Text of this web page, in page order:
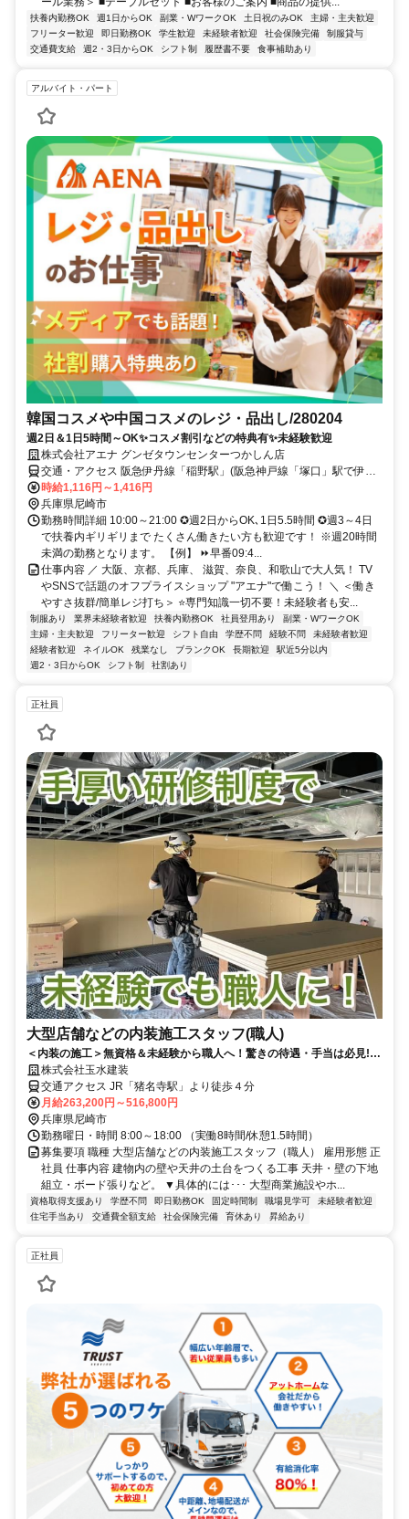
扶養内勤務OK 週1日からOK 副業・WワークOK 土日祝のみOK
主婦・主夫歓迎
フリーター歓迎
即日勤務OK 学生歓迎 未経験者歓迎 社会保険完備
制服貸与
交通費支給
週2・3日からOK シフト制 履歴書不要 食事補助あり
アルバイト・パート
韓国コスメや中国コスメのレジ・品出し/280204
週2日＆1日5時間～OK✨コスメ割引などの特典有✨未経験歓迎
株式会社アエナ グンゼタウンセンターつかしん店
交通・アクセス 阪急伊丹線「稲野駅」(阪急神戸線「塚口」駅で伊丹
線乗りかえ1駅目)より約300m
時給1,116円～1,416円
兵庫県尼崎市
勤務時間詳細 10:00～21:00 ✪週2日からOK､1日5.5時間 ✪週3～4日
で扶養内ギリギリまで たくさん働きたい方も歓迎です！ ※週20時間
未満の勤務となります。 【例】 ⏩早番09:4...
仕事内容 ／ 大阪、京都、兵庫、 滋賀、奈良、和歌山で大人気！ TV
やSNSで話題のオフプライスショップ "アエナ"で働こう！ ＼ ＜働き
やすさ抜群/簡単レジ打ち＞ ⭐専門知識一切不要！未経験者も安...
制服あり 業界未経験者歓迎 扶養内勤務OK 社員登用あり
副業・WワークOK
主婦・主夫歓迎
フリーター歓迎 シフト自由 学歴不問 経験不問
未経験者歓迎
経験者歓迎
ネイルOK 残業なし ブランクOK 長期歓迎
駅近5分以内
週2・3日からOK
シフト制 社割あり
正社員
大型店舗などの内装施工スタッフ(職人)
＜内装の施工＞無資格＆未経験から職人へ！驚きの待遇・手当は必見!! 4
月に新社屋オープンしました！
株式会社玉水建装
交通アクセス JR「猪名寺駅」より徒歩４分
月給263,200円～516,800円
兵庫県尼崎市
勤務曜日・時間 8:00～18:00 （実働8時間/休憩1.5時間）
募集要項 職種 大型店舗などの内装施工スタッフ（職人） 雇用形態 正
社員 仕事内容 建物内の壁や天井の土台をつくる工事 天井・壁の下地
組立・ボード張りなど。 ▼具体的には･･･ 大型商業施設やホ...
資格取得支援あり 学歴不問 即日勤務OK 固定時間制 職場見学可
未経験者歓迎
住宅手当あり
交通費全額支給 社会保険完備 育休あり 昇給あり
正社員